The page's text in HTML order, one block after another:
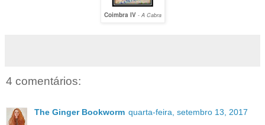
Coimbra IV- A Cabra
4 comentários:
The Ginger Bookworm quarta-feira, setembro 13, 2017